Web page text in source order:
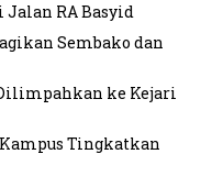
Jalan RA Basyid
Sembako dan
ke Kejari
Tingkatkan